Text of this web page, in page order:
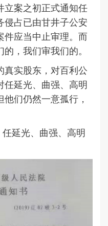
立案之初正式通知任
侵占已由甘井子公安
件应当中止审理。而
，我们审我们的。
真实股东，对百利公
任延光、曲强、高明
们仍然一意孤行，
延光、曲强、高明